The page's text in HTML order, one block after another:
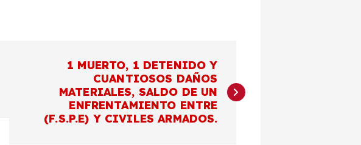
1 MUERTO, 1 DETENIDO Y
CUANTIOSOS DAÑOS
MATERIALES, SALDO DE UN
ENFRENTAMIENTO ENTRE
(F.S.P.E) Y CIVILES ARMADOS.